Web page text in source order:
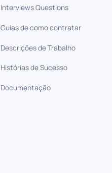
Interviews Questions
Guias de como contratar
Descrições de Trabalho
Histórias de Sucesso
Documentação